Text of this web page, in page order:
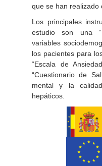
que se han realizado
Los principales
estudio son una
variables
los pacientes para
“Escala de
“Cuestionario de
mental y la
hepáticos.